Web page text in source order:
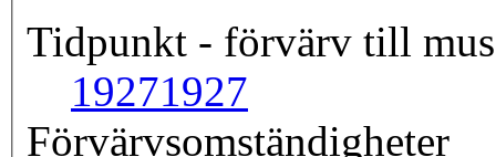
Tidpunkt - förvärv till
19271927
Förvärvsomständigheter